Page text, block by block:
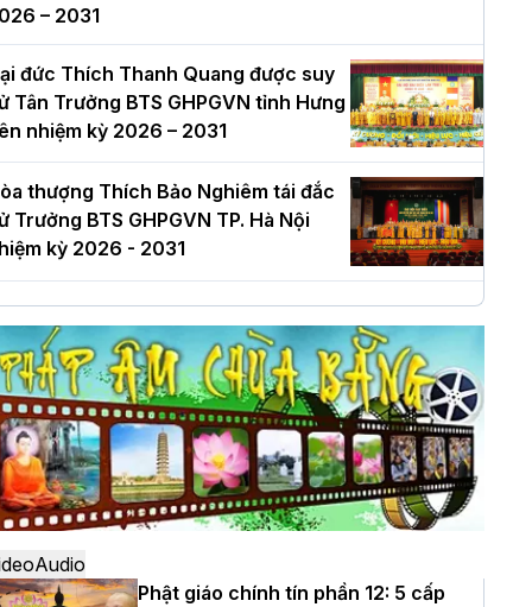
– 2031
đức Thích Thanh Quang được suy
Tân Trưởng BTS GHPGVN tỉnh Hưng
nhiệm kỳ 2026 – 2031
thượng Thích Bảo Nghiêm tái đắc
Trưởng BTS GHPGVN TP. Hà Nội
kỳ 2026 - 2031
Nội: Long trọng lễ khởi công xây
Trung tâm văn hóa Phật giáo Thủ
Nội: Ngày tu học cuối cùng khép lại
sinh hoạt Phật pháp mùa hè lần
XIV tại chùa Bằng
Audio
Phật giáo chính tín phần 12: 5 cấp